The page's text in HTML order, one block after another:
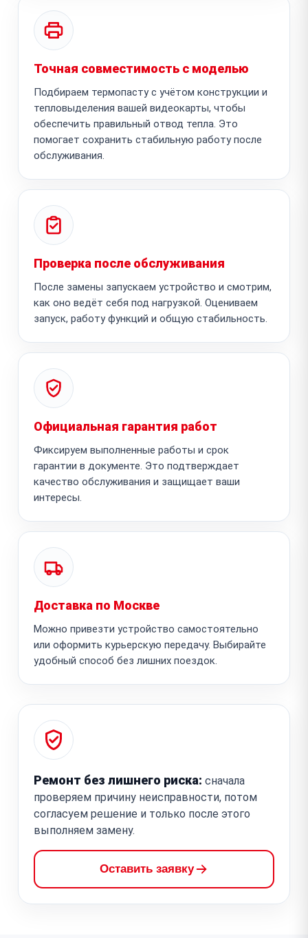
Точная совместимость с моделью
Подбираем термопасту с учётом конструкции и
тепловыделения вашей видеокарты, чтобы
обеспечить правильный отвод тепла. Это
помогает сохранить стабильную работу после
обслуживания.
Проверка после обслуживания
После замены запускаем устройство и смотрим,
как оно ведёт себя под нагрузкой. Оцениваем
запуск, работу функций и общую стабильность.
Официальная гарантия работ
Фиксируем выполненные работы и срок
гарантии в документе. Это подтверждает
качество обслуживания и защищает ваши
интересы.
Доставка по Москве
Можно привезти устройство самостоятельно
или оформить курьерскую передачу. Выбирайте
удобный способ без лишних поездок.
Ремонт без лишнего риска: сначала
проверяем причину неисправности, потом
согласуем решение и только после этого
выполняем замену.
Оставить заявку